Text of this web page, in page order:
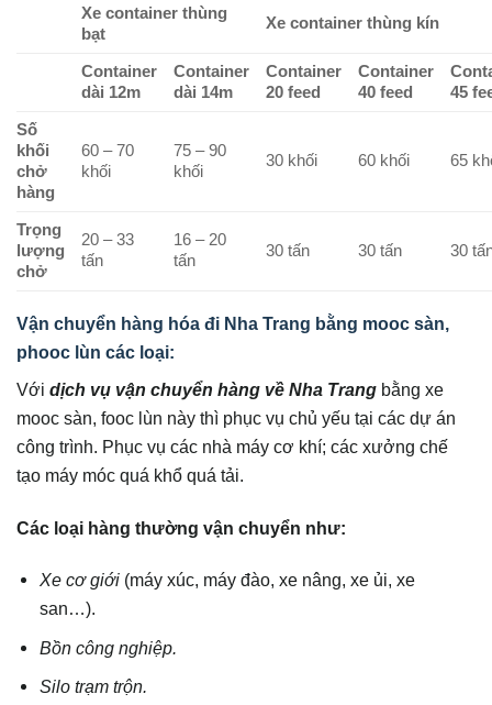
Xe container thùng
bạt
Xe container thùng kín
Container
dài 12m
Container
dài 14m
Container
20 feed
Container
40 feed
45
Số
khối
chở
hàng
60 – 70
khối
75 – 90
khối
30 khối 60 khối 65
Trọng
lượng
chở
20 – 33
tấn
16 – 20
tấn
30 tấn 30 tấn 30
Vận chuyển hàng hóa đi Nha Trang bằng mooc sàn,
phooc lùn các loại:
Với dịch vụ vận chuyển hàng về Nha Trang bằng xe
mooc sàn, fooc lùn này thì phục vụ chủ yếu tại các dự án
công trình. Phục vụ các nhà máy cơ khí; các xưởng chế
tạo máy móc quá khổ quá tải.
Các loại hàng thường vận chuyển như:
Xe cơ giới (máy xúc, máy đào, xe nâng, xe ủi, xe
san…).
Bồn công nghiệp.
Silo trạm trộn.